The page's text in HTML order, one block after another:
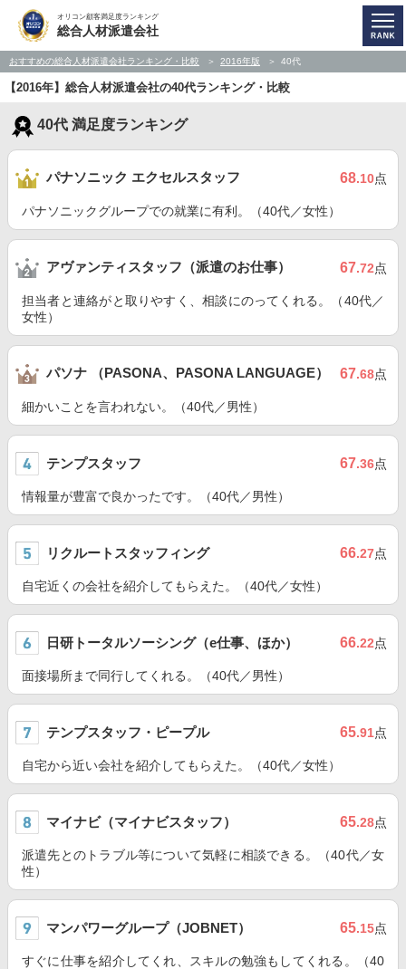
オリコン顧客満足度ランキング
総合人材派遣会社
おすすめの総合人材派遣会社ランキング・比較 2016年版 40代
【2016年】総合人材派遣会社の40代ランキング・比較
40代 満足度ランキング
パナソニック エクセルスタッフ 68.10点
パナソニックグループでの就業に有利。（40代／女性）
アヴァンティスタッフ（派遣のお仕事） 67.72点
担当者と連絡がと取りやすく、相談にのってくれる。（40代／
女性）
パソナ （PASONA、PASONA LANGUAGE） 67.68点
細かいことを言われない。（40代／男性）
テンプスタッフ 67.36点
情報量が豊富で良かったです。（40代／男性）
リクルートスタッフィング 66.27点
自宅近くの会社を紹介してもらえた。（40代／女性）
日研トータルソーシング（e仕事、ほか） 66.22点
面接場所まで同行してくれる。（40代／男性）
テンプスタッフ・ピープル 65.91点
自宅から近い会社を紹介してもらえた。（40代／女性）
マイナビ（マイナビスタッフ） 65.28点
派遣先とのトラブル等について気軽に相談できる。（40代／女
性）
マンパワーグループ（JOBNET） 65.15点
すぐに仕事を紹介してくれ、スキルの勉強もしてくれる。（40